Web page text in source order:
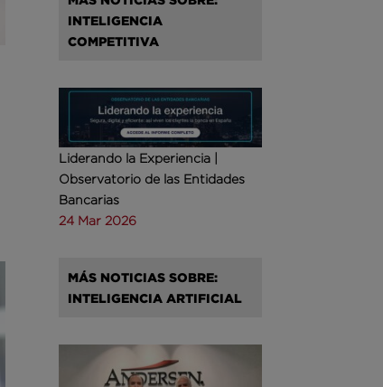
INTELIGENCIA
COMPETITIVA
Liderando la Experiencia |
Observatorio de las Entidades
Bancarias
24 Mar 2026
MÁS NOTICIAS SOBRE:
INTELIGENCIA ARTIFICIAL